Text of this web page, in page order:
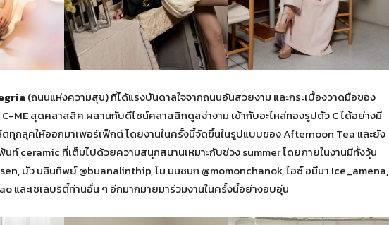
(ถนนแห่งความสุข) ที่ได้แรงบันดาลใจจากถนนอันสวยงาม และกระเบื้องวาดมือของ
C-ME สุดคลาสสิค ผสานกับดีไซน์คลาสสิกดูสง่างาม เข้ากับอะไหล่ทองรูปตัว C ได้อย่างมี
กลุคให้ออกมาเพอร์เฟ็กต์ โดยงานในครั้งนี้จัดขึ้นในรูปแบบของ Afternoon Tea และยัง
นท์ ceramic ที่เต็มไปด้วยความสนุกสนานเหมาะกับช่วง summer โดยภายในงานมีทั้งวุ้น
บัว นลินทิพย์ @buanalinthip, โม มนชนก @momonchanok, ไอซ์ อมีนา Ice_amena,
และเซเลบริตี้ท่านอื่น ๆ อีกมากมายมาร่วมงานในครั้งนี้อย่างอบอุ่น